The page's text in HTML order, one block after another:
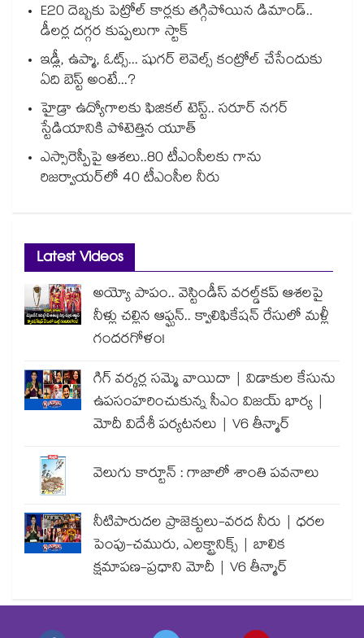
E20 దెబ్బకు పెట్రోల్ కార్లకు తగ్గిపోయిన డిమాండ్..
డీలర్ల దగ్గర కుప్పలుగా స్టాక్
ఇడ్లీ, ఉప్మా, ఓట్స్... షుగర్ లెవెల్స్ కంట్రోల్ చేసేందుకు
ఏది బెస్ట్ అంటే...?
హైడ్రా ఉద్యోగాలకు ఫిజికల్ టెస్ట్.. సరూర్ నగర్
స్టేడియానికి పోటెత్తిన యూత్
ఎస్సారెస్పీపై ఆశలు..80 టీఎంసీలకు గాను
రిజర్వాయర్‌‌‌‌‌‌‌‌‌‌‌‌‌‌‌‌లో 40 టీఎంసీల నీరు
Latest Videos
అయ్యో పాపం.. వెస్టిండీస్ వరల్డ్‌కప్ ఆశలపై
నీళ్లు చల్లిన ఆఫ్ఘన్.. క్వాలిఫికేషన్ రేసులో మళ్లీ
గందరగోళం!
గిగ్ వర్కర్ల సమ్మె వాయిదా | విడాకుల కేసును
ఉపసంహరించుకున్న సీఎం విజయ్ భార్య |
మోదీ విదేశీ పర్యటనలు | V6 తీన్మార్
వెలుగు కార్టూన్ : గాజాలో శాంతి పవనాలు
నీటిపారుదల ప్రాజెక్టులు-వరద నీరు | ధరల
పెంపు-చమురు, ఎలక్ట్రానిక్స్ | బాలిక
క్షమాపణ-ప్రధాని మోదీ | V6 తీన్మార్